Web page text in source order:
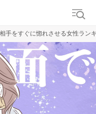
手をすぐに惚れさせる女性ラン